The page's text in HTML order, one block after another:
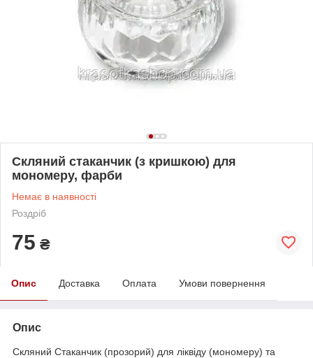
Скляний стаканчик (з кришкою) для
мономеру, фарби
Немає в наявності
Роздріб
75 ₴
Опис Доставка Оплата Умови повернення
Опис
Скляний Стаканчик (прозорий) для ліквіду (мономеру) та